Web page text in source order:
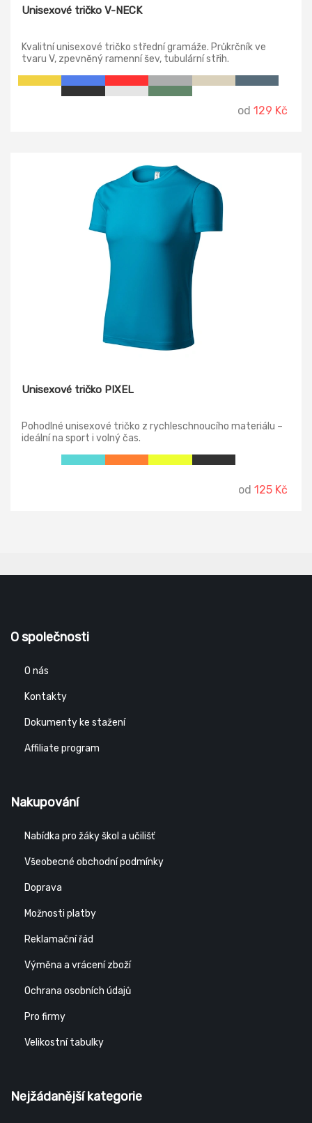
Unisexové tričko V-NECK
Kvalitní unisexové tričko střední gramáže. Průkrčník ve
tvaru V, zpevněný ramenní šev, tubulární střih.
od 129 Kč
Unisexové tričko PIXEL
Pohodlné unisexové tričko z rychleschnoucího materiálu –
ideální na sport i volný čas.
od 125 Kč
O společnosti
O nás
Kontakty
Dokumenty ke stažení
Affiliate program
Nakupování
Nabídka pro žáky škol a učilišť
Všeobecné obchodní podmínky
Doprava
Možnosti platby
Reklamační řád
Výměna a vrácení zboží
Ochrana osobních údajů
Pro firmy
Velikostní tabulky
Nejžádanější kategorie